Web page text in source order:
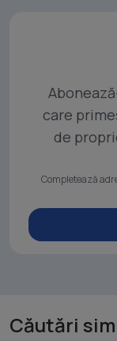
care
de
Căutări